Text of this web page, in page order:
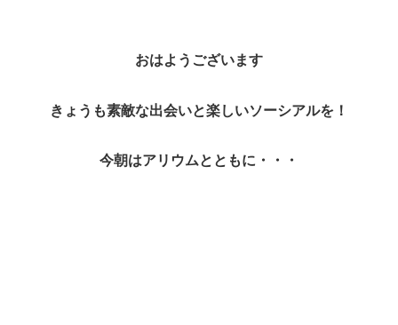
おはようございます
きょうも素敵な出会いと楽しいソーシアルを！
今朝はアリウムとともに・・・